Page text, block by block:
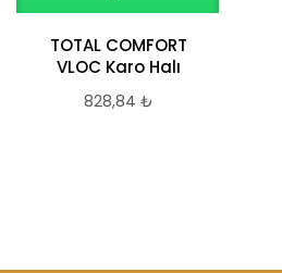
TOTAL COMFORT
VLOC Karo Halı
828,84 ₺